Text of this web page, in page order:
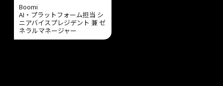
Boomi
AI・プラットフォーム担当 シ
ニアバイスプレジデント 兼 ゼ
ネラルマネージャー